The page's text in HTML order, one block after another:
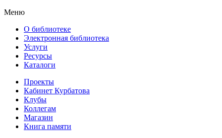
Меню
О библиотеке
Электронная библиотека
Услуги
Ресурсы
Каталоги
Проекты
Кабинет Курбатова
Клубы
Коллегам
Магазин
Книга памяти